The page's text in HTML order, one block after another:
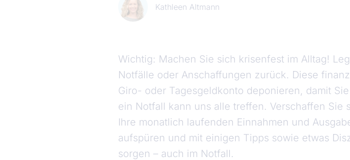
Kathleen Altmann
Wichtig: Machen Sie sich krisenfest im Alltag!
Notfälle oder Anschaffungen zurück. Diese
Giro- oder Tagesgeldkonto deponieren, damit
ein Notfall kann uns alle treffen. Verschaffen
Ihre monatlich laufenden Einnahmen und
aufspüren und mit einigen Tipps sowie etwas
sorgen – auch im Notfall.